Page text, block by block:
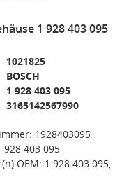
1 928 403 095
1021825
BOSCH
1 928 403 095
3165142567990
1928403095
403 095
OEM: 1 928 403 095,